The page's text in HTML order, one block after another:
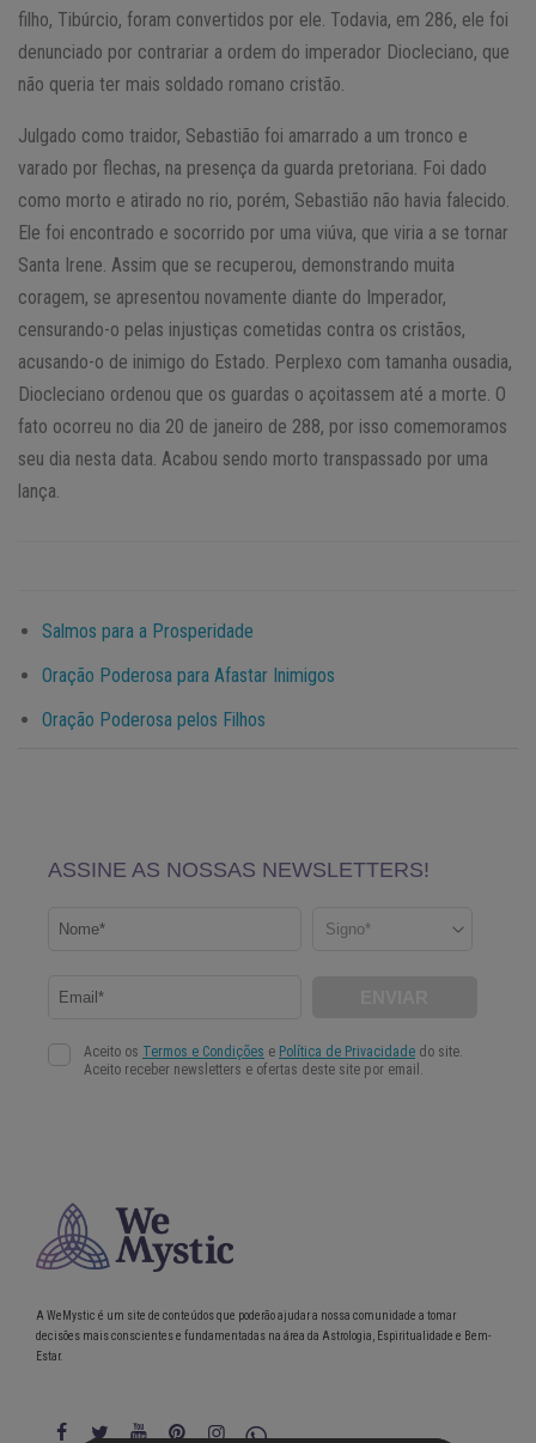
filho, Tibúrcio, foram convertidos por ele. Todavia, em 286, ele foi
denunciado por contrariar a ordem do imperador Diocleciano, que
não queria ter mais soldado romano cristão.
Julgado como traidor, Sebastião foi amarrado a um tronco e
varado por flechas, na presença da guarda pretoriana. Foi dado
como morto e atirado no rio, porém, Sebastião não havia falecido.
Ele foi encontrado e socorrido por uma viúva, que viria a se tornar
Santa Irene. Assim que se recuperou, demonstrando muita
coragem, se apresentou novamente diante do Imperador,
censurando-o pelas injustiças cometidas contra os cristãos,
acusando-o de inimigo do Estado. Perplexo com tamanha ousadia,
Diocleciano ordenou que os guardas o açoitassem até a morte. O
fato ocorreu no dia 20 de janeiro de 288, por isso comemoramos
seu dia nesta data. Acabou sendo morto transpassado por uma
lança.
Salmos para a Prosperidade
Oração Poderosa para Afastar Inimigos
Oração Poderosa pelos Filhos
A WeMystic é um site de conteúdos que poderão ajudar a nossa comunidade a tomar
decisões mais conscientes e fundamentadas na área da Astrologia, Espiritualidade e Bem-
Estar.